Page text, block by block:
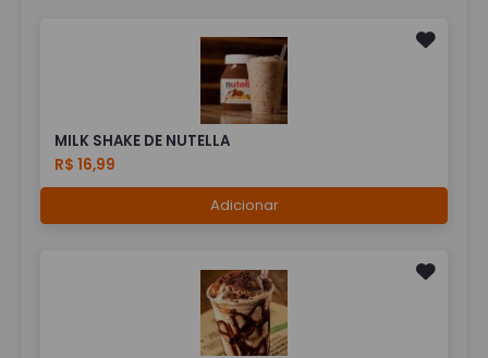
MILK SHAKE DE NUTELLA
R$ 16,99
Adicionar